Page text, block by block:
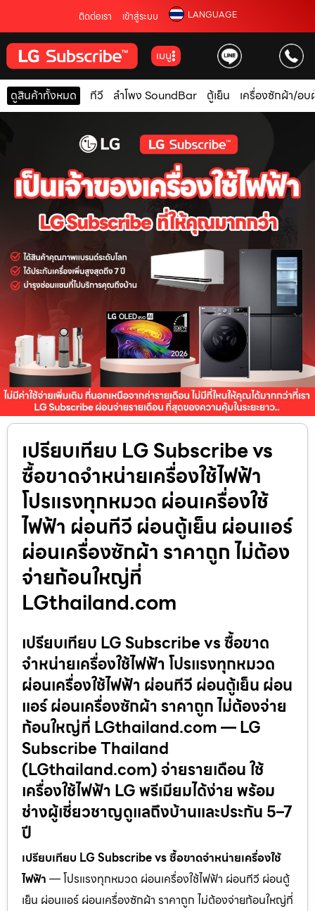
ติดต่อเรา เข้าสู่ระบบ LANGUAGE
เมนู
ดูสินค้าทั้งหมด ทีวี ลำโพง SoundBar ตู้เย็น เครื่องซักผ้า/อบ
เปรียบเทียบ LG Subscribe vs
ซื้อขาดจำหน่ายเครื่องใช้ไฟฟ้า
โปรแรงทุกหมวด ผ่อนเครื่องใช้
ไฟฟ้า ผ่อนทีวี ผ่อนตู้เย็น ผ่อนแอร์
ผ่อนเครื่องซักผ้า ราคาถูก ไม่ต้อง
จ่ายก้อนใหญ่ที่
LGthailand.com
เปรียบเทียบ LG Subscribe vs ซื้อขาด
จำหน่ายเครื่องใช้ไฟฟ้า โปรแรงทุกหมวด
ผ่อนเครื่องใช้ไฟฟ้า ผ่อนทีวี ผ่อนตู้เย็น ผ่อน
แอร์ ผ่อนเครื่องซักผ้า ราคาถูก ไม่ต้องจ่าย
ก้อนใหญ่ที่ LGthailand.com — LG
Subscribe Thailand
(LGthailand.com) จ่ายรายเดือน ใช้
เครื่องใช้ไฟฟ้า LG พรีเมียมได้ง่าย พร้อม
ช่างผู้เชี่ยวชาญดูแลถึงบ้านและประกัน 5–7
ปี
เปรียบเทียบ LG Subscribe vs ซื้อขาดจำหน่ายเครื่องใช้
ไฟฟ้า — โปรแรงทุกหมวด ผ่อนเครื่องใช้ไฟฟ้า ผ่อนทีวี ผ่อนตู้
เย็น ผ่อนแอร์ ผ่อนเครื่องซักผ้า ราคาถูก ไม่ต้องจ่ายก้อนใหญ่ที่